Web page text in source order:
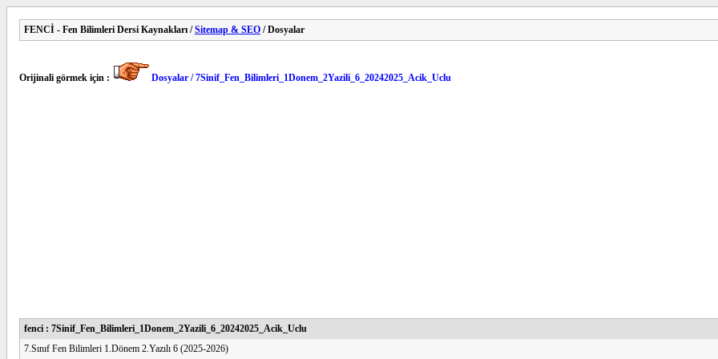
FENCİ - Fen Bilimleri Dersi Kaynakları /Sitemap & SEO / Dosyalar
Orijinali görmek için : Dosyalar / 7Sinif_Fen_Bilimleri_1Donem_2Yazili_6_20242025_Acik_Uclu
fenci : 7Sinif_Fen_Bilimleri_1Donem_2Yazili_6_20242025_Acik_Uclu
7.Sınıf Fen Bilimleri 1.Dönem 2.Yazılı 6 (2025-2026)